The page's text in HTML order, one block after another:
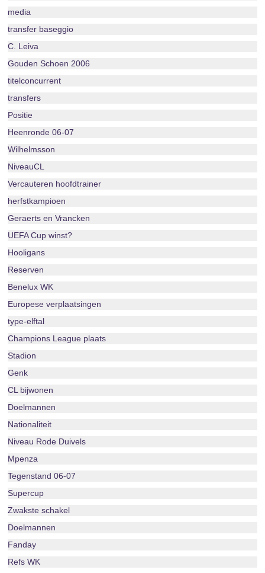
media
transfer baseggio
C. Leiva
Gouden Schoen 2006
titelconcurrent
transfers
Positie
Heenronde 06-07
Wilhelmsson
NiveauCL
Vercauteren hoofdtrainer
herfstkampioen
Geraerts en Vrancken
UEFA Cup winst?
Hooligans
Reserven
Benelux WK
Europese verplaatsingen
type-elftal
Champions League plaats
Stadion
Genk
CL bijwonen
Doelmannen
Nationaliteit
Niveau Rode Duivels
Mpenza
Tegenstand 06-07
Supercup
Zwakste schakel
Doelmannen
Fanday
Refs WK